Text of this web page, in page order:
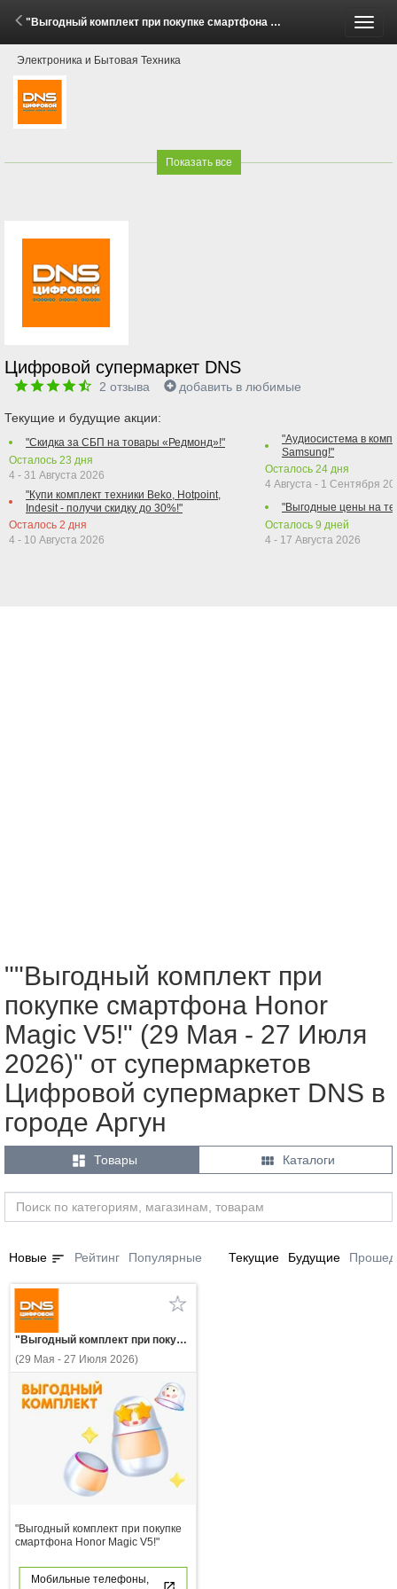
"Выгодный комплект при покупке смартфона Honor Magic V5!" (29 Мая - 27 Июля 2026)
Электроника и Бытовая Техника
Показать все
Цифровой супермаркет DNS
2 отзыва добавить в любимые
Текущие и будущие акции:
"Скидка за СБП на товары «Редмонд»!"
Осталось 23 дня
4 - 31 Августа 2026
"Купи комплект техники Beko, Hotpoint,
Indesit - получи скидку до 30%!"
Осталось 2 дня
4 - 10 Августа 2026
"Аудиосистема в
Samsung!"
Осталось 24 дня
4 Августа - 1 Сентября
"Выгодные цены на
Осталось 9 дней
4 - 17 Августа 2026
""Выгодный комплект при
покупке смартфона Honor
Magic V5!" (29 Мая - 27 Июля
2026)" от супермаркетов
Цифровой супермаркет DNS в
городе Аргун
 Товары  Каталоги
Новые sort Рейтинг Популярные Текущие Будущие
"Выгодный комплект при покупке смартфона Honor Magic V5!"
(29 Мая - 27 Июля 2026)
"Выгодный комплект при покупке
смартфона Honor Magic V5!"
Мобильные телефоны,